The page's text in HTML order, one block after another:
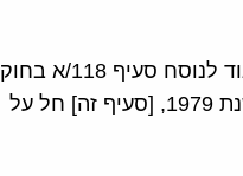
הפרת האמצעים הננקטים על ידי הרשות הלאומית הפלסטינית בניגוד לנוסח סעיף 118/א בחוק
העונשין משנת 1960 ובהתאם לסעיף 486 לחוק העונשין הצבאי משנת 1979, [סעיף זה] חל על